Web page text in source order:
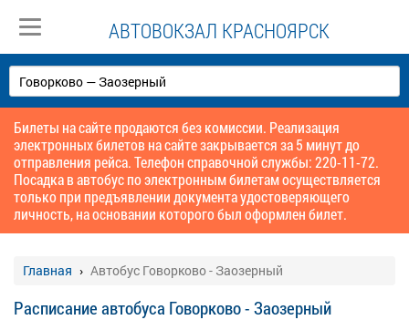
АВТОВОКЗАЛ КРАСНОЯРСК
Билеты на сайте продаются без комиссии. Реализация
электронных билетов на сайте закрывается за 5 минут до
отправления рейса. Телефон справочной службы: 220-11-72.
Посадка в автобус по электронным билетам осуществляется
только при предъявлении документа удостоверяющего
личность, на основании которого был оформлен билет.
Главная Автобус Говорково - Заозерный
Расписание автобуса Говорково - Заозерный